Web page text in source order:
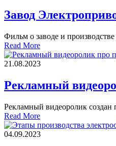
Завод
Фильм о заводе и
Read More
21.08.2023
Рекламный
Рекламный видеоролик
Read More
04.09.2023